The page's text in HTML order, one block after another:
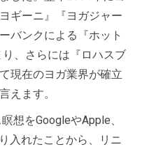
ギーニ』『ヨガジャー
バンクによる『ホット
、さらには『ロハスブ
現在のヨガ業界が確立
えます。
想をGoogleやApple、
入れたことから、リニ